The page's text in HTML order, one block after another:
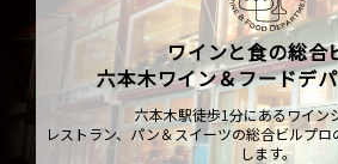
ワインと食の総合
六本木ワイン＆フードデ
六本木駅徒歩1分にあるワイン
レストラン、パン＆スイーツの総合ビルプ
します。